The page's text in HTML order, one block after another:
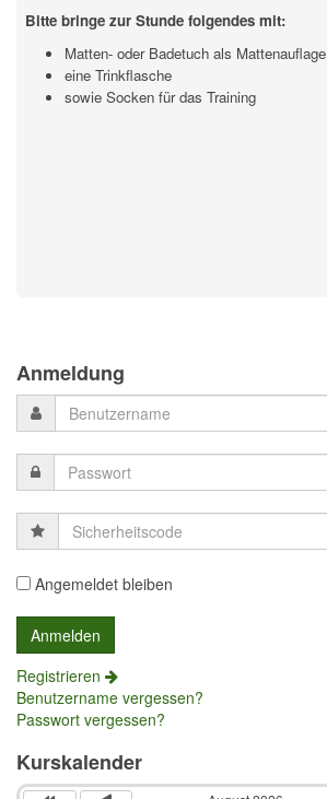
Bitte bringe zur Stunde folgendes mit:
Matten- oder Badetuch als Mattenauflage
eine Trinkflasche
sowie Socken für das Training
Anmeldung
Sicherheitscode
Angemeldet bleiben
Registrieren
Benutzername vergessen?
Passwort vergessen?
Kurskalender